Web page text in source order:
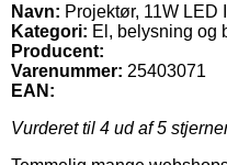
Navn: Projektør, 11W LED
Kategori: El, belysning og
Producent:
Varenummer: 25403071
EAN:
Vurderet til 4 ud af 5